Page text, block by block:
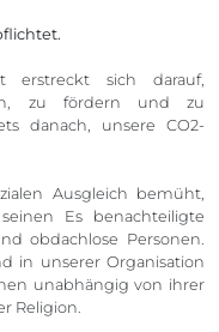
erstreckt sich darauf,
zu fördern und zu
danach, unsere CO2-
Ausgleich bemüht,
Es benachteiligte
obdachlose Personen.
in unserer Organisation
unabhängig von ihrer
Religion.